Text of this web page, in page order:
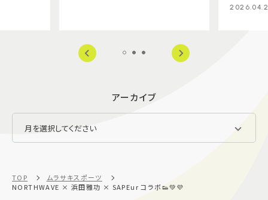
アーカイブ
TOP
ムラサキスポーツ
NORTHWAVE × 浜田雅功 × SAPEur コラボ👟💚💜